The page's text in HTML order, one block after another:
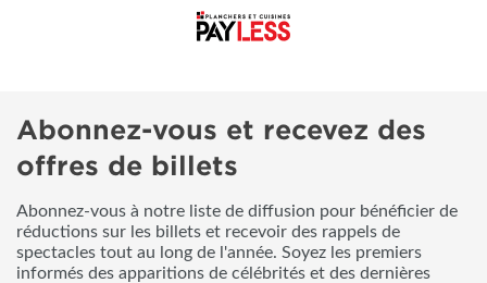
Abonnez-vous et recevez des
offres de billets
Abonnez-vous à notre liste de diffusion pour bénéficier de
réductions sur les billets et recevoir des rappels de
spectacles tout au long de l'année. Soyez les premiers
informés des apparitions de célébrités et des dernières